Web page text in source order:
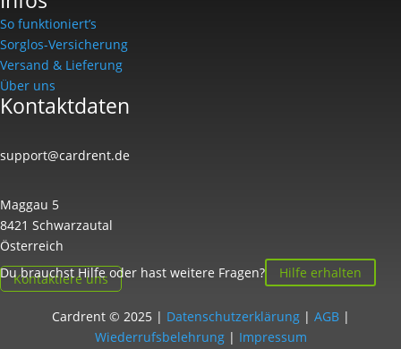
So funktioniert’s
Sorglos-Versicherung
Versand & Lieferung
Über uns
Kontaktdaten
support@cardrent.de
Maggau 5
8421 Schwarzautal
Österreich
Kontaktiere uns
Du brauchst Hilfe oder hast weitere Fragen? Hilfe erhalten
Cardrent © 2025 | Datenschutzerklärung| AGB|
Wiederrufsbelehrung| Impressum